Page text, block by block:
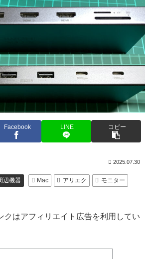
Facebook LINE コピー
2025.07.30
辺機器 Mac アリエク
モニター
クはアフィリエイト広告を利用してい